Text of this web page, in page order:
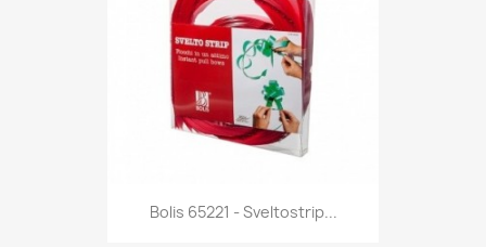
Anteprima
Bolis 65221 - Sveltostrip...